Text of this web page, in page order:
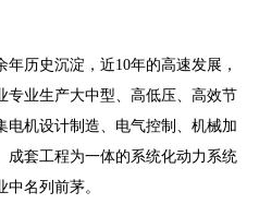
历史沉淀，近10年的高速发展，
专业生产大中型、高低压、高效节
电机设计制造、电气控制、机械加
成套工程为一体的系统化动力系统
名列前茅。